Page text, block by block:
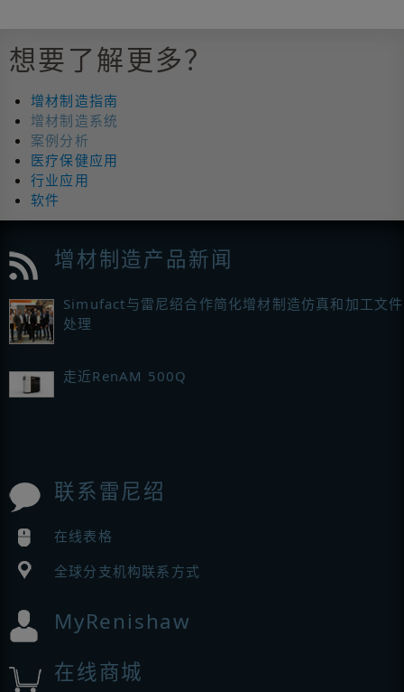
想要了解更多？
增材制造指南
增材制造系统
案例分析
医疗保健应用
行业应用
软件
增材制造产品新闻
Simufact与雷尼绍合作简化增材制造仿真和加工文件
处理
走近RenAM 500Q
联系雷尼绍
在线表格
全球分支机构联系方式
MyRenishaw
在线商城